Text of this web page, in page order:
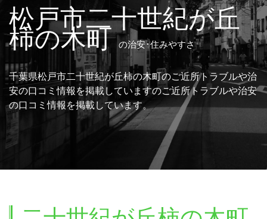
松戸市二十世紀が丘
柿の木町の治安･住みやすさ
千葉県松戸市二十世紀が丘柿の木町のご近所トラブルや治
安の口コミ情報を掲載していますのご近所トラブルや治安
の口コミ情報を掲載しています。